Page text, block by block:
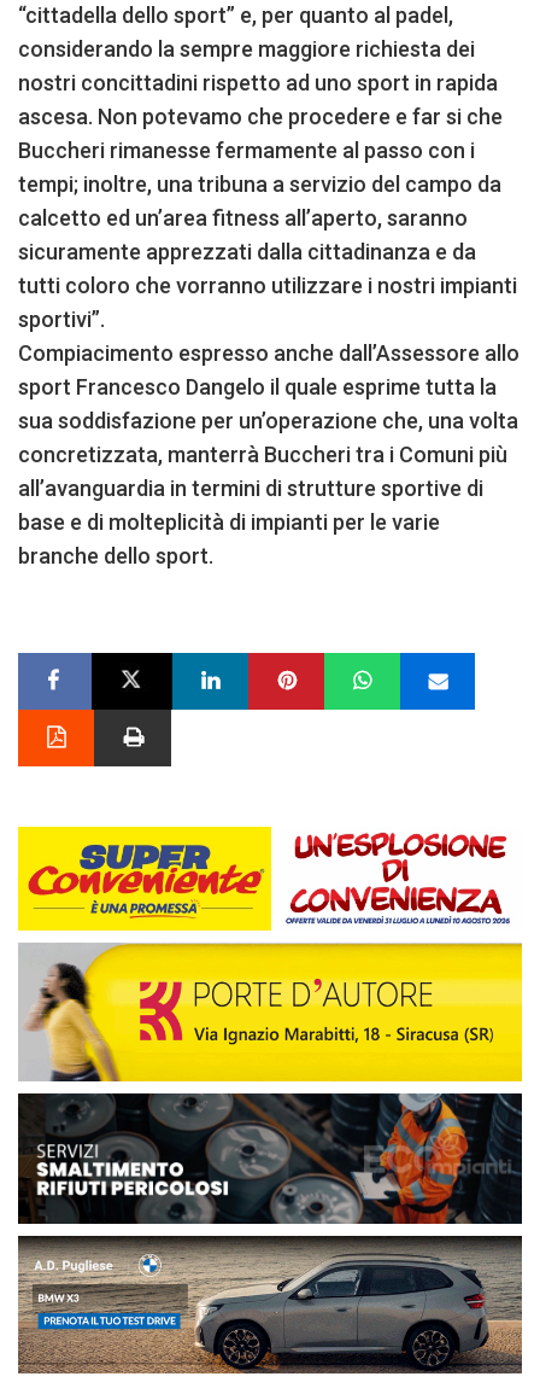
“cittadella dello sport” e, per quanto al padel,
considerando la sempre maggiore richiesta dei
nostri concittadini rispetto ad uno sport in rapida
ascesa. Non potevamo che procedere e far si che
Buccheri rimanesse fermamente al passo con i
tempi; inoltre, una tribuna a servizio del campo da
calcetto ed un’area fitness all’aperto, saranno
sicuramente apprezzati dalla cittadinanza e da
tutti coloro che vorranno utilizzare i nostri impianti
sportivi”.
Compiacimento espresso anche dall’Assessore allo
sport Francesco Dangelo il quale esprime tutta la
sua soddisfazione per un’operazione che, una volta
concretizzata, manterrà Buccheri tra i Comuni più
all’avanguardia in termini di strutture sportive di
base e di molteplicità di impianti per le varie
branche dello sport.